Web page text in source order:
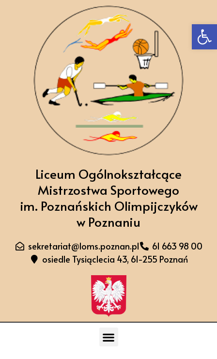
Liceum Ogólnokształcące
Mistrzostwa Sportowego
im. Poznańskich Olimpijczyków
w Poznaniu
sekretariat@loms.poznan.pl
61 663 98 00
osiedle Tysiąclecia 43, 61-255 Poznań